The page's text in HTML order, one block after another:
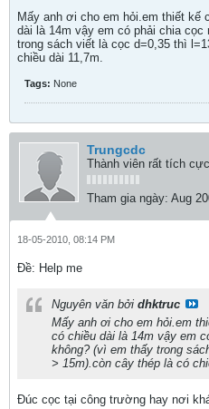
Mấy anh ơi cho em hỏi.em thiết kế
dài là 14m vậy em có phải chia
trong sách viết là cọc d=0,35 thì
chiều dài 11,7m.
Tags: None
Trungcdc
Thành viên rất tích cực
Tham gia ngày: Aug
18-05-2010, 08:14 PM
Ðề: Help me
Nguyên văn bởi dhktruc
Mấy anh ơi cho em hỏi.em
có chiều dài là 14m vậy em
không? (vì em thấy trong
> 15m).còn cây thép là có
Đúc cọc tại công trường hay nơi